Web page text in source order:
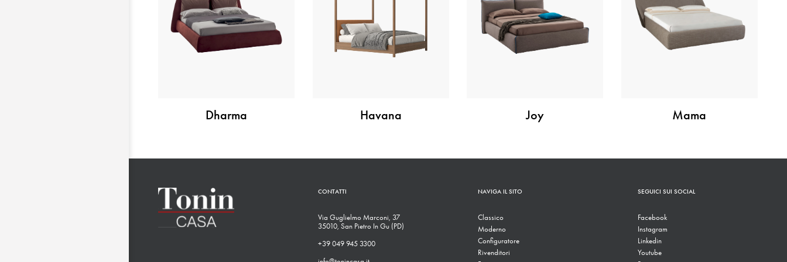
Dharma Havana Joy Mama
CONTATTI
Via Guglielmo Marconi, 37
35010, San Pietro In Gu (PD)
+39 049 945 3300
NAVIGA IL SITO
Classico
Moderno
Configuratore
Rivenditori
SEGUICI SUI SOCIAL
Facebook
Instagram
Linkedin
Youtube